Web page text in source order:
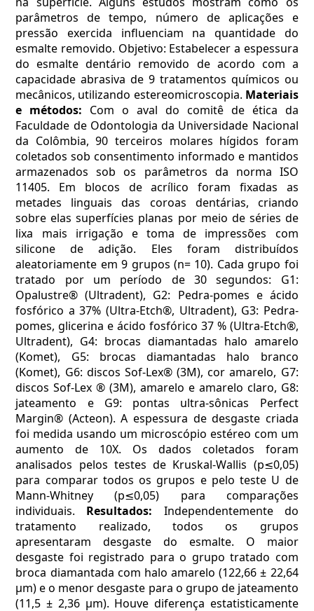
parâmetros de tempo, número de aplicações e
pressão exercida influenciam na quantidade do
esmalte removido. Objetivo: Estabelecer a espessura
do esmalte dentário removido de acordo com a
capacidade abrasiva de 9 tratamentos químicos ou
mecânicos, utilizando estereomicroscopia. Materiais
e métodos: Com o aval do comitê de ética da
Faculdade de Odontologia da Universidade Nacional
da Colômbia, 90 terceiros molares hígidos foram
coletados sob consentimento informado e mantidos
armazenados sob os parâmetros da norma ISO
11405. Em blocos de acrílico foram fixadas as
metades linguais das coroas dentárias, criando
sobre elas superfícies planas por meio de séries de
lixa mais irrigação e toma de impressões com
silicone de adição. Eles foram distribuídos
aleatoriamente em 9 grupos (n= 10). Cada grupo foi
tratado por um período de 30 segundos: G1:
Opalustre® (Ultradent), G2: Pedra-pomes e ácido
fosfórico a 37% (Ultra-Etch®, Ultradent), G3: Pedra-
pomes, glicerina e ácido fosfórico 37 % (Ultra-Etch®,
Ultradent), G4: brocas diamantadas halo amarelo
(Komet), G5: brocas diamantadas halo branco
(Komet), G6: discos Sof-Lex® (3M), cor amarelo, G7:
discos Sof-Lex ® (3M), amarelo e amarelo claro, G8:
jateamento e G9: pontas ultra-sônicas Perfect
Margin® (Acteon). A espessura de desgaste criada
foi medida usando um microscópio estéreo com um
aumento de 10X. Os dados coletados foram
analisados pelos testes de Kruskal-Wallis (p≤0,05)
para comparar todos os grupos e pelo teste U de
Mann-Whitney (p≤0,05) para comparações
individuais. Resultados: Independentemente do
tratamento realizado, todos os grupos
apresentaram desgaste do esmalte. O maior
desgaste foi registrado para o grupo tratado com
broca diamantada com halo amarelo (122,66 ± 22,64
µm) e o menor desgaste para o grupo de jateamento
(11,5 ± 2,36 µm). Houve diferença estatisticamente